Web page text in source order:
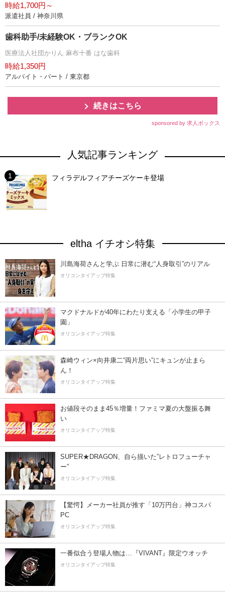
時給1,700円～
派遣社員 / 神奈川県
歯科助手/未経験OK・ブランクOK
医療法人社団かりん 麻布十番 はな歯科
時給1,350円
アルバイト・パート / 東京都
続きはこちら
sponsored by 求人ボックス
人気記事ランキング
フィラデルフィアチーズケーキ登場
eltha イチオシ特集
川島海荷さんと学ぶ 日常に潜む“人身取引”のリアル
オリコンタイアップ特集
マクドナルドが40年にわたり支える「小学生の甲子
園」
オリコンタイアップ特集
森崎ウィン×向井康二“両片思い”にキュンが止まら
ん！
オリコンタイアップ特集
お値段そのまま45％増量！ファミマ夏の大盤振る舞
い
オリコンタイアップ特集
SUPER★DRAGON、自ら描いた”レトロフューチャ
ー”
オリコンタイアップ特集
【驚愕】メーカー社員が推す「10万円台」神コスパ
PC
オリコンタイアップ特集
一番似合う登場人物は…『VIVANT』限定ウオッチ
オリコンタイアップ特集